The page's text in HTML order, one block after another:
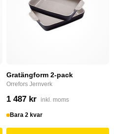
Gratängform 2-pack
Orrefors Jernverk
1 487 kr inkl. moms
Bara 2 kvar